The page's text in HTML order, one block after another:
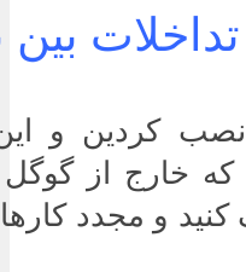
بین
کردین و این
که خارج از
کنید و مجدد